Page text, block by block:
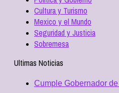
Cultura y Turismo
Mexico y el Mundo
Seguridad y Justicia
Sobremesa
Ultimas Noticias
Cumple Gobernador